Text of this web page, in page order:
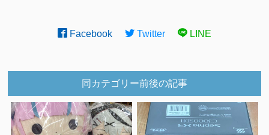
Facebook Twitter LINE
同カテゴリー前後の記事